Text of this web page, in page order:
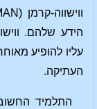
הידע שלהם.
עליו להופיע
העתיקה.
התלמיד